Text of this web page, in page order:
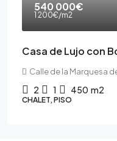
540 000€
1 200€/m2
Casa de Lujo con
Calle de la Marquesa
2 1 450 m2
CHALET, PISO